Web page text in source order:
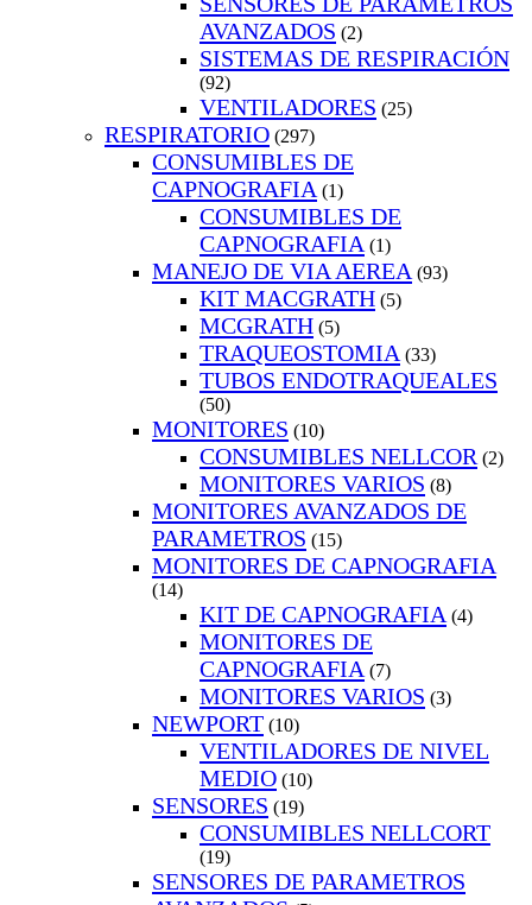
AVANZADOS (2)
SISTEMAS DE RESPIRACIÓN
(92)
VENTILADORES (25)
RESPIRATORIO (297)
CONSUMIBLES DE
CAPNOGRAFIA (1)
CONSUMIBLES DE
CAPNOGRAFIA (1)
MANEJO DE VIA AEREA (93)
KIT MACGRATH (5)
MCGRATH (5)
TRAQUEOSTOMIA (33)
TUBOS ENDOTRAQUEALES
(50)
MONITORES (10)
CONSUMIBLES NELLCOR (2)
MONITORES VARIOS (8)
MONITORES AVANZADOS DE
PARAMETROS (15)
MONITORES DE CAPNOGRAFIA
(14)
KIT DE CAPNOGRAFIA (4)
MONITORES DE
CAPNOGRAFIA (7)
MONITORES VARIOS (3)
NEWPORT (10)
VENTILADORES DE NIVEL
MEDIO (10)
SENSORES (19)
CONSUMIBLES NELLCORT
(19)
SENSORES DE PARAMETROS